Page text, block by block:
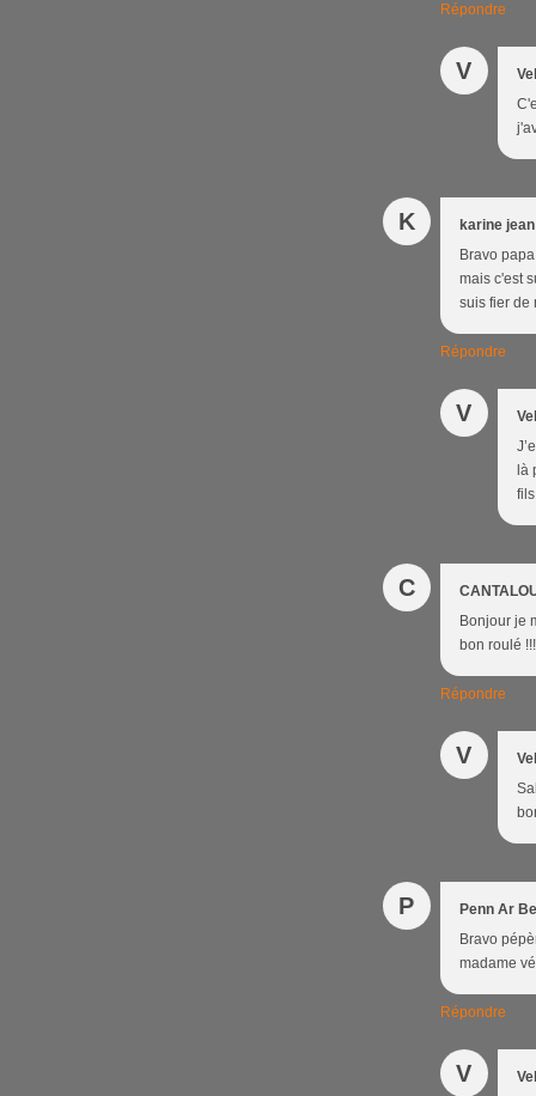
Répondre
V
K
karine jean
Bravo
mais c'est
suis fier de
Répondre
V
là
C
Bonjour je
bon roulé
Répondre
V
P
Penn Ar
Bravo
madame
Répondre
V